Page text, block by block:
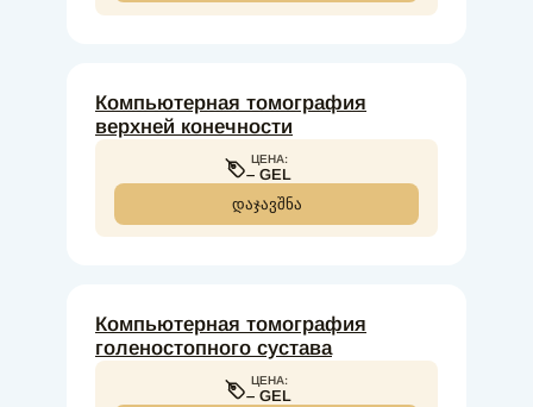
Компьютерная томография
верхней конечности
ЦЕНА:
– GEL
ᲓᲐᲯᲐᲕᲨᲜᲐ
Компьютерная томография
голеностопного сустава
ЦЕНА:
– GEL